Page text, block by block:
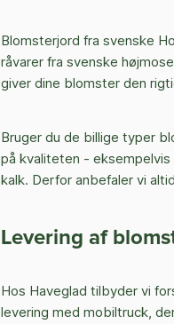
Blomsterjord fra svenske
råvarer fra svenske
giver dine blomster den
Bruger du de billige typer
på kvaliteten -
kalk. Derfor anbefaler vi
Levering af
Hos Haveglad tilbyder vi
levering med mobiltruck,